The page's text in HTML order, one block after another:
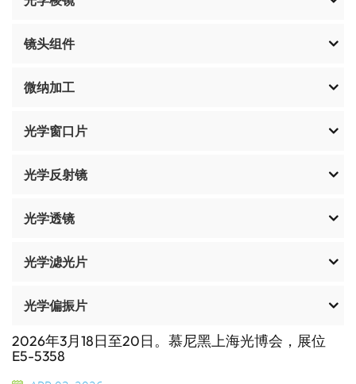
镜头组件
微纳加工
光学窗口片
光学反射镜
光学透镜
光学滤光片
光学偏振片
2026年3月18日至20日。慕尼黑上海光博会，展位
E5-5358